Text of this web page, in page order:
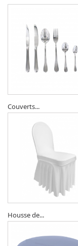
Couverts...
Housse de...